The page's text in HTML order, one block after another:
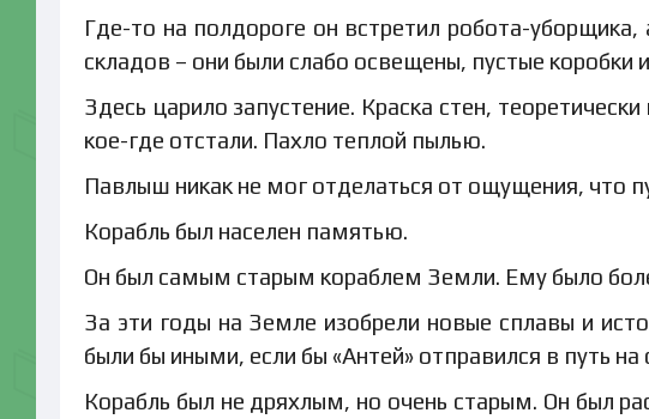
Где-то на полдороге он встретил робота-
складов – они были слабо освещены, пустые коробки
Здесь царило запустение. Краска стен,
кое-где отстали. Пахло теплой пылью.
Павлыш никак не мог отделаться от ощущения, что
Корабль был населен памятью.
Он был самым старым кораблем Земли. Ему было
За эти годы на Земле изобрели новые сплавы и
были бы иными, если бы «Антей» отправился в путь
Корабль был не дряхлым, но очень старым. Он был